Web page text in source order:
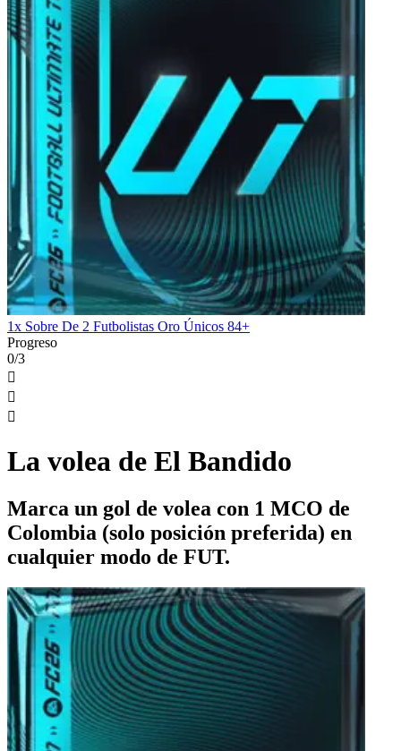
1x Sobre De 2 Futbolistas Oro Únicos 84+
Progreso
0/3



La volea de El Bandido
Marca un gol de volea con 1 MCO de
Colombia (solo posición preferida) en
cualquier modo de FUT.